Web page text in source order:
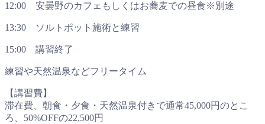
12:00 安曇野のカフェもしくはお蕎麦での昼食※別途
13:30 ソルトポット施術と練習
15:00 講習終了
練習や天然温泉などフリータイム
【講習費】
滞在費、朝食・夕食・天然温泉付きで通常45,000円のとこ
ろ、50%OFFの22,500円